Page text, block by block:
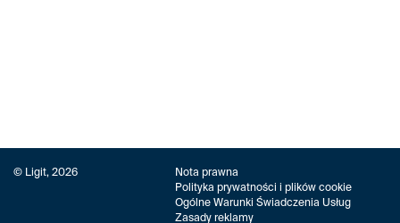
© Ligit, 2026
Nota prawna
Polityka prywatności i plików cookie
Ogólne Warunki Świadczenia Usług
Zasady reklamy